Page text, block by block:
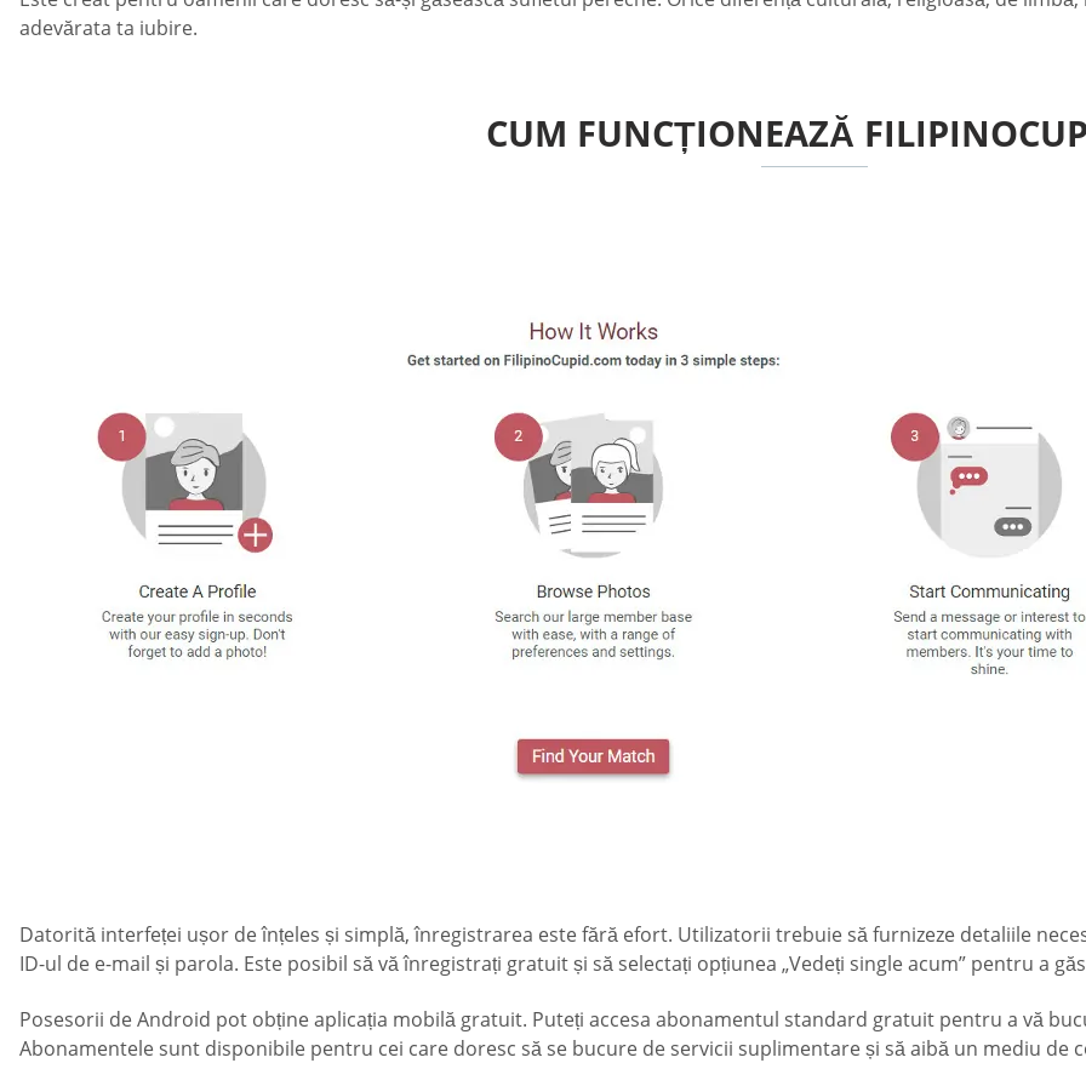
adevărata ta iubire.
CUM FUNCȚIONEAZĂ
Datorită interfeței ușor de înțeles și simplă, înregistrarea este fără efort. Utilizatorii trebuie să furnizeze detaliile
ID-ul de e-mail și parola. Este posibil să vă înregistrați gratuit și să selectați opțiunea „Vedeți single acum” pentru a
Posesorii de Android pot obține aplicația mobilă gratuit. Puteți accesa abonamentul standard gratuit pentru a vă
Abonamentele sunt disponibile pentru cei care doresc să se bucure de servicii suplimentare și să aibă un mediu de